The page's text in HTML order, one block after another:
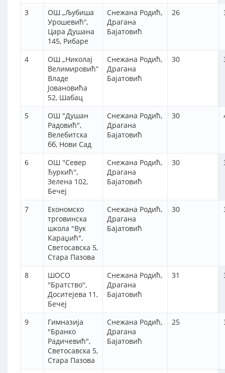
3
ОШ „Љубиша
Урошевић“,
Цара Душана
145, Рибаре
Снежана Родић,
Драгана
Бајатовић
26
4
ОШ „Николај
Велимировић“
Владе
Јовановића
52, Шабац
Снежана Родић,
Драгана
Бајатовић
30
5
ОШ "Душан
Радовић",
Велебитска
бб, Нови Сад
Снежана Родић,
Драгана
Бајатовић
30
6
ОШ ''Север
Ђуркић'',
Зелена 102,
Бечеј
Снежана Родић,
Драгана
Бајатовић
30
7
Економско
трговинска
школа "Вук
Караџић",
Светосавска 5,
Стара Пазова
Снежана Родић,
Драгана
Бајатовић
30
8
ШОСО
''Братство'',
Доситејева 11,
Бечеј
Снежана Родић,
Драгана
Бајатовић
31
9
Гимназија
"Бранко
Радичевић",
Светосавска 5,
Стара Пазова
Снежана Родић,
Драгана
Бајатовић
25